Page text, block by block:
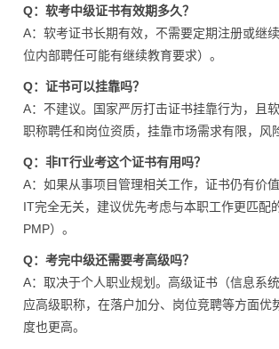
Q：软考中级证书有效期多久？
A：软考证书长期有效，不需要定期注册或继
位内部聘任可能有继续教育要求）。
Q：证书可以挂靠吗？
A：不建议。国家严厉打击证书挂靠行为，且
职称聘任和岗位资质，挂靠市场需求有限，风
Q：非IT行业考这个证书有用吗？
A：如果从事项目管理相关工作，证书仍有价
IT完全无关，建议优先考虑与本职工作更匹配
PMP）。
Q：考完中级还需要考高级吗？
A：取决于个人职业规划。高级证书（信息系
应高级职称，在落户加分、岗位竞聘等方面优
度也更高。